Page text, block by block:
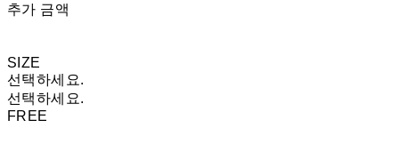
추가 금액
SIZE
선택하세요.
선택하세요.
FREE